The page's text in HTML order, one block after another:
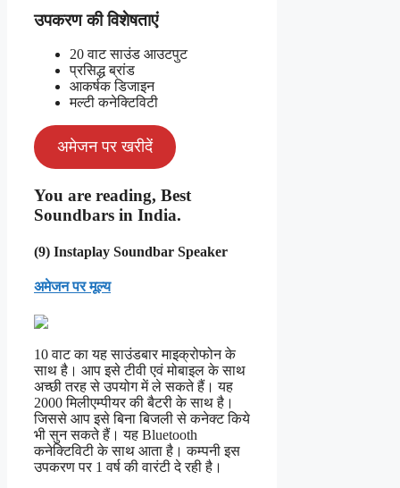
उपकरण की विशेषताएं
20 वाट साउंड आउटपुट
प्रसिद्ध ब्रांड
आकर्षक डिजाइन
मल्टी कनेक्टिविटी
अमेजन पर खरीदें
You are reading, Best
Soundbars in India.
(9) Instaplay Soundbar Speaker
अमेजन पर मूल्य
10 वाट का यह साउंडबार माइक्रोफोन के
साथ है। आप इसे टीवी एवं मोबाइल के साथ
अच्छी तरह से उपयोग में ले सकते हैं। यह
2000 मिलीएम्पीयर की बैटरी के साथ है।
जिससे आप इसे बिना बिजली से कनेक्ट किये
भी सुन सकते हैं। यह Bluetooth
कनेक्टिविटी के साथ आता है। कम्पनी इस
उपकरण पर 1 वर्ष की वारंटी दे रही है।